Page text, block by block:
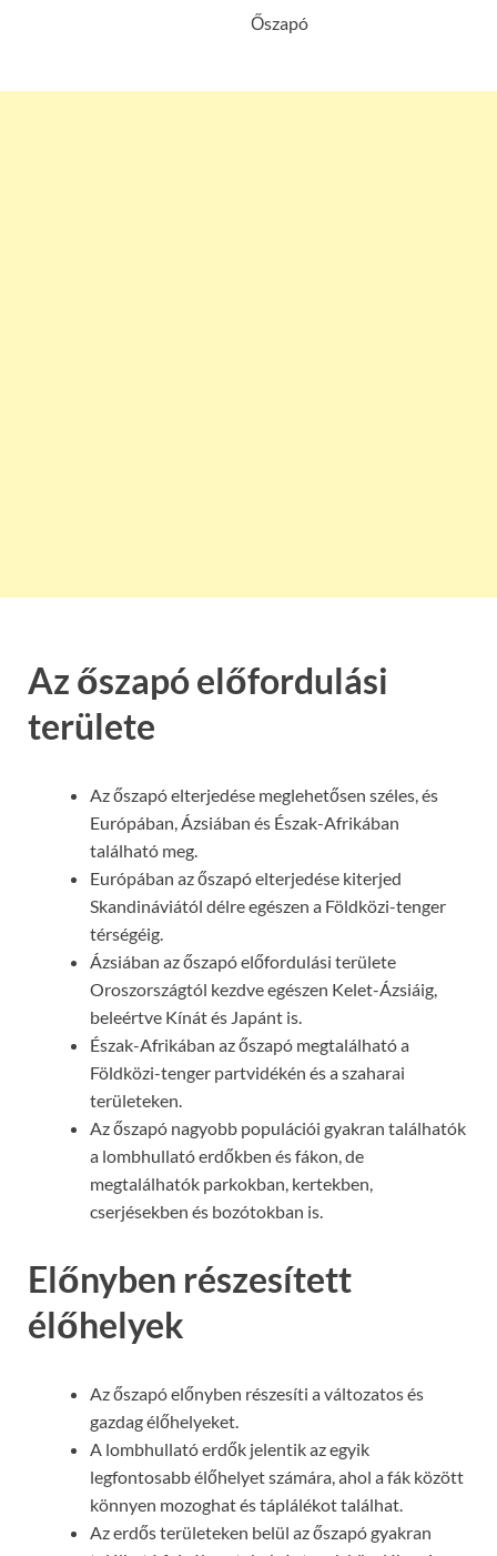
Őszapó
Az őszapó előfordulási
területe
Az őszapó elterjedése meglehetősen széles, és
Európában, Ázsiában és Észak-Afrikában
található meg.
Európában az őszapó elterjedése kiterjed
Skandináviától délre egészen a Földközi-tenger
térségéig.
Ázsiában az őszapó előfordulási területe
Oroszországtól kezdve egészen Kelet-Ázsiáig,
beleértve Kínát és Japánt is.
Észak-Afrikában az őszapó megtalálható a
Földközi-tenger partvidékén és a szaharai
területeken.
Az őszapó nagyobb populációi gyakran találhatók
a lombhullató erdőkben és fákon, de
megtalálhatók parkokban, kertekben,
cserjésekben és bozótokban is.
Előnyben részesített
élőhelyek
Az őszapó előnyben részesíti a változatos és
gazdag élőhelyeket.
A lombhullató erdők jelentik az egyik
legfontosabb élőhelyet számára, ahol a fák között
könnyen mozoghat és táplálékot találhat.
Az erdős területeken belül az őszapó gyakran